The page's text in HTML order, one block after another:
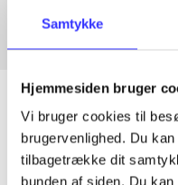
Samtykke
Hjemmesiden bruger
Vi bruger cookies til
brugervenlighed. Du
tilbagetrække dit
bunden af siden. Du
Artikler